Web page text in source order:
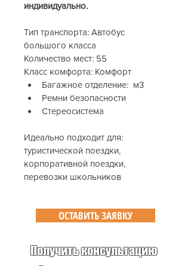
индивидуально.
Тип транспорта: Автобус
большого класса
Количество мест: 55
Класс комфорта: Комфорт
Багажное отделение:  м3
Ремни безопасности
Стереосистема
Идеально подходит для:
туристической поездки,
корпоративной поездки,
перевозки школьников
ОСТАВИТЬ ЗАЯВКУ
Получить консультацию